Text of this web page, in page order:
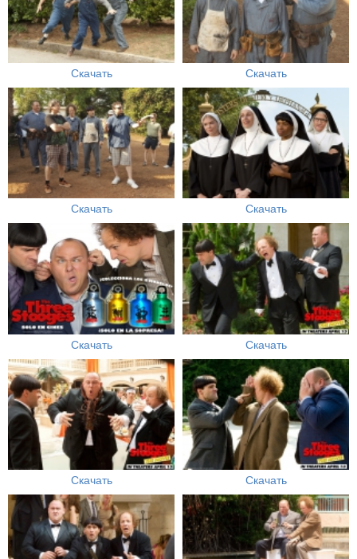
Скачать Скачать
Скачать Скачать
Скачать Скачать
Скачать Скачать